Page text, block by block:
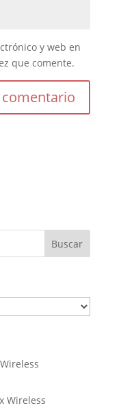
y web en
que comente.
Wireless